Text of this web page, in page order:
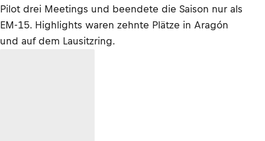
Pilot drei Meetings und beendete die Saison nur als
EM-15. Highlights waren zehnte Plätze in Aragón
und auf dem Lausitzring.